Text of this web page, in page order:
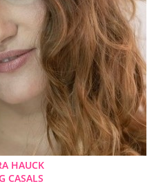
HAUCK